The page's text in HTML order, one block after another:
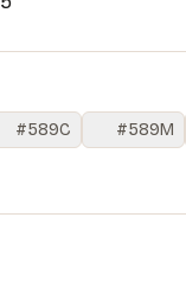
#589C #589M